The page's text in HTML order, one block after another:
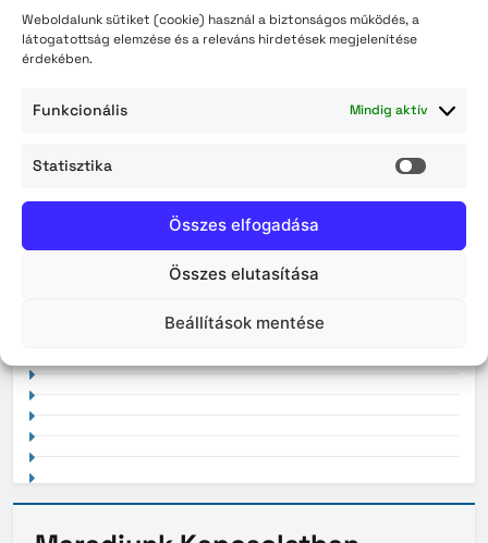
Weboldalunk sütiket (cookie) használ a biztonságos működés, a
látogatottság elemzése és a releváns hirdetések megjelenítése
érdekében.
Funkcionális Mindig aktív
Statisztika
Összes elfogadása
Összes elutasítása
Beállítások mentése
2026. július